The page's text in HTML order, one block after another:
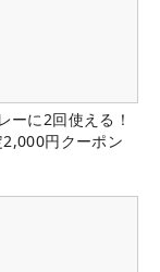
ーに2回使える！
円クーポン